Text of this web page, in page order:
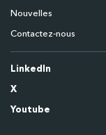
Nouvelles
Contactez-nous
LinkedIn
X
Youtube